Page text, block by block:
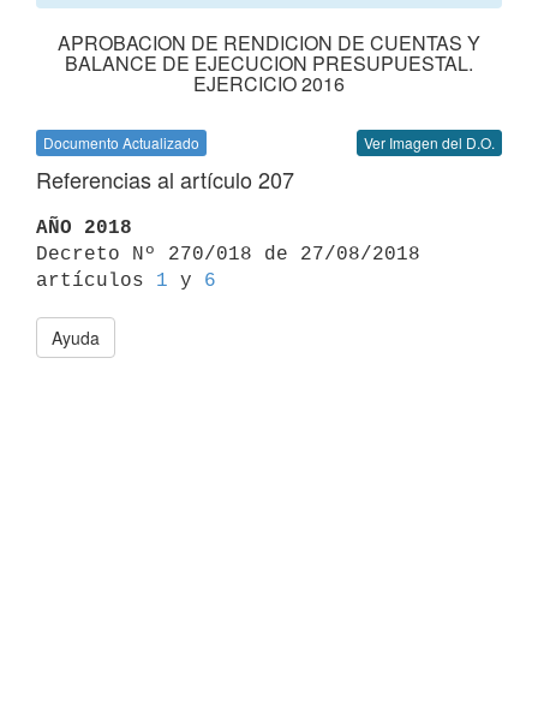
APROBACION DE RENDICION DE CUENTAS Y
BALANCE DE EJECUCION PRESUPUESTAL.
EJERCICIO 2016
Documento Actualizado Ver Imagen del D.O.
Referencias al artículo 207
AÑO 2018
Decreto Nº 270/018 de 27/08/2018
artículos 1 y 6
Ayuda